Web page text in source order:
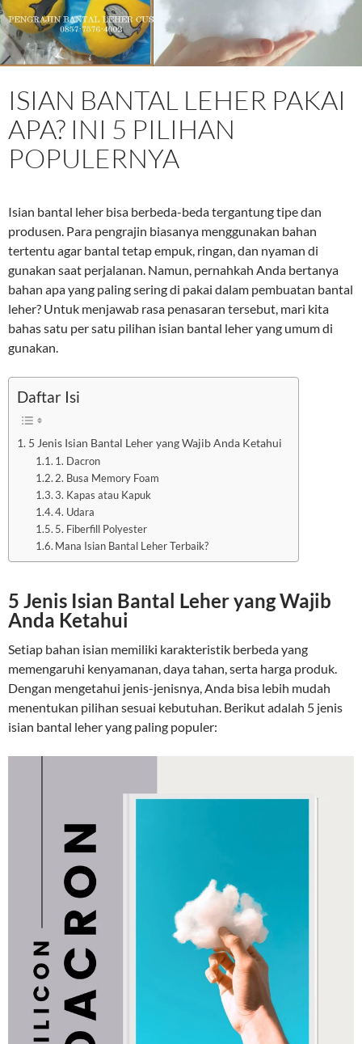
ISIAN BANTAL LEHER PAKAI
APA? INI 5 PILIHAN
POPULERNYA
Isian bantal leher bisa berbeda-beda tergantung tipe dan
produsen. Para pengrajin biasanya menggunakan bahan
tertentu agar bantal tetap empuk, ringan, dan nyaman di
gunakan saat perjalanan. Namun, pernahkah Anda bertanya
bahan apa yang paling sering di pakai dalam pembuatan bantal
leher? Untuk menjawab rasa penasaran tersebut, mari kita
bahas satu per satu pilihan isian bantal leher yang umum di
gunakan.
Daftar Isi
5 Jenis Isian Bantal Leher yang Wajib Anda Ketahui
1. Dacron
2. Busa Memory Foam
3. Kapas atau Kapuk
4. Udara
5. Fiberfill Polyester
Mana Isian Bantal Leher Terbaik?
5 Jenis Isian Bantal Leher yang Wajib
Anda Ketahui
Setiap bahan isian memiliki karakteristik berbeda yang
memengaruhi kenyamanan, daya tahan, serta harga produk.
Dengan mengetahui jenis-jenisnya, Anda bisa lebih mudah
menentukan pilihan sesuai kebutuhan. Berikut adalah 5 jenis
isian bantal leher yang paling populer: